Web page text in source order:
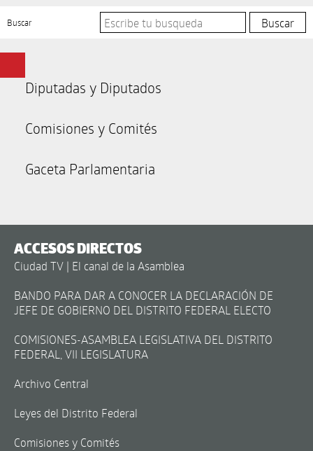
Buscar
Diputadas y Diputados
Comisiones y Comités
Gaceta Parlamentaria
ACCESOS DIRECTOS
Ciudad TV | El canal de la Asamblea
BANDO PARA DAR A CONOCER LA DECLARACIÓN DE
JEFE DE GOBIERNO DEL DISTRITO FEDERAL ELECTO
COMISIONES-ASAMBLEA LEGISLATIVA DEL DISTRITO
FEDERAL, VII LEGISLATURA
Archivo Central
Leyes del Distrito Federal
Comisiones y Comités